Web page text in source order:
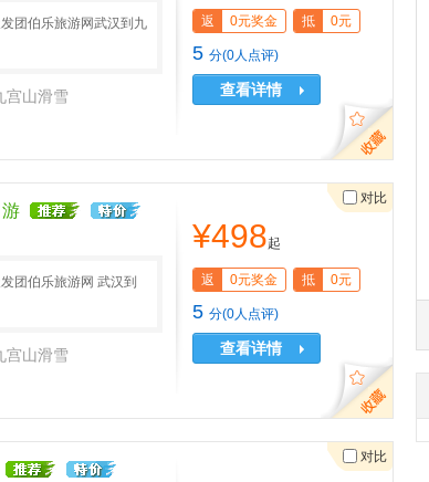
团伯乐旅游网武汉到九
宫山滑雪
返 0元奖金 抵 0元
5 分(0人点评)
查看详情
团伯乐旅游网 武汉到
宫山滑雪
¥498起
返 0元奖金 抵 0元
5 分(0人点评)
查看详情
对比
对比